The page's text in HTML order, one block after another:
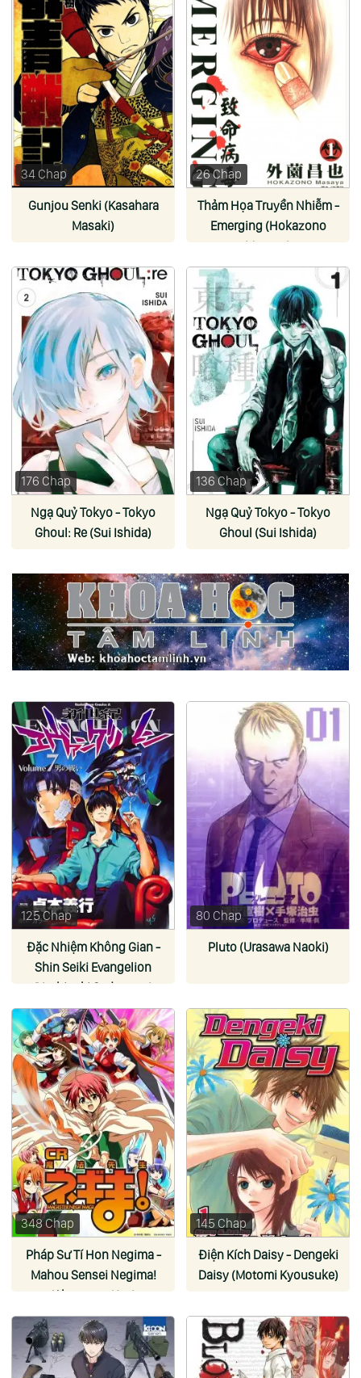
34 Chap
Gunjou Senki (Kasahara
Masaki)
26 Chap
Thảm Họa Truyền Nhiễm -
Emerging (Hokazono
Masaya)
176 Chap
Ngạ Quỷ Tokyo - Tokyo
Ghoul: Re (Sui Ishida)
136 Chap
Ngạ Quỷ Tokyo - Tokyo
Ghoul (Sui Ishida)
125 Chap
Đặc Nhiệm Không Gian -
Shin Seiki Evangelion
(Yoshiyuki Sadamoto)
80 Chap
Pluto (Urasawa Naoki)
348 Chap
Pháp Sư Tí Hon Negima -
Mahou Sensei Negima!
(Akamatsu Ken)
145 Chap
Điện Kích Daisy - Dengeki
Daisy (Motomi Kyousuke)